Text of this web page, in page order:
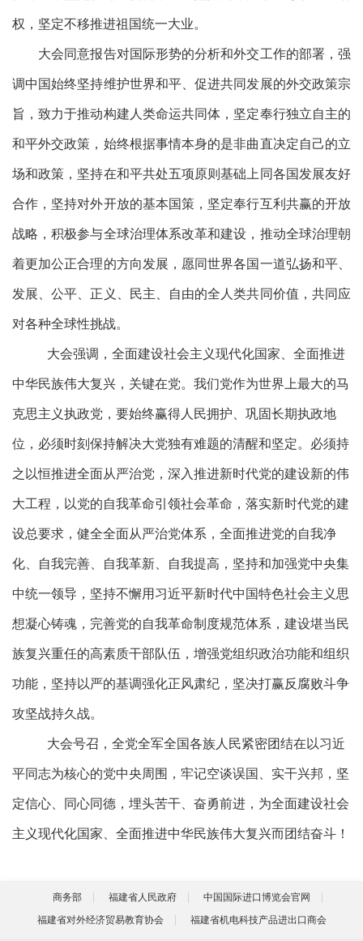
权，坚定不移推进祖国统一大业。
大会同意报告对国际形势的分析和外交工作的部署，强
调中国始终坚持维护世界和平、促进共同发展的外交政策宗
旨，致力于推动构建人类命运共同体，坚定奉行独立自主的
和平外交政策，始终根据事情本身的是非曲直决定自己的立
场和政策，坚持在和平共处五项原则基础上同各国发展友好
合作，坚持对外开放的基本国策，坚定奉行互利共赢的开放
战略，积极参与全球治理体系改革和建设，推动全球治理朝
着更加公正合理的方向发展，愿同世界各国一道弘扬和平、
发展、公平、正义、民主、自由的全人类共同价值，共同应
对各种全球性挑战。
大会强调，全面建设社会主义现代化国家、全面推进
中华民族伟大复兴，关键在党。我们党作为世界上最大的马
克思主义执政党，要始终赢得人民拥护、巩固长期执政地
位，必须时刻保持解决大党独有难题的清醒和坚定。必须持
之以恒推进全面从严治党，深入推进新时代党的建设新的伟
大工程，以党的自我革命引领社会革命，落实新时代党的建
设总要求，健全全面从严治党体系，全面推进党的自我净
化、自我完善、自我革新、自我提高，坚持和加强党中央集
中统一领导，坚持不懈用习近平新时代中国特色社会主义思
想凝心铸魂，完善党的自我革命制度规范体系，建设堪当民
族复兴重任的高素质干部队伍，增强党组织政治功能和组织
功能，坚持以严的基调强化正风肃纪，坚决打赢反腐败斗争
攻坚战持久战。
大会号召，全党全军全国各族人民紧密团结在以习近
平同志为核心的党中央周围，牢记空谈误国、实干兴邦，坚
定信心、同心同德，埋头苦干、奋勇前进，为全面建设社会
主义现代化国家、全面推进中华民族伟大复兴而团结奋斗！
商务部 福建省人民政府
中国国际进口博览会官网
福建省对外经济贸易教育协会
福建省机电科技产品进出口商会